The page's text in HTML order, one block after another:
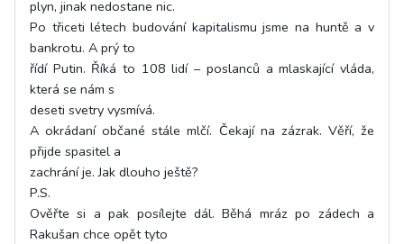
plyn, jinak nedostane nic.
Po třiceti létech budování kapitalismu jsme na huntě a v
bankrotu. A prý to
řídí Putin. Říká to 108 lidí – poslanců a mlaskající vláda,
která se nám s
deseti svetry vysmívá.
A okrádaní občané stále mlčí. Čekají na zázrak. Věří, že
přijde spasitel a
zachrání je. Jak dlouho ještě?
P.S.
Ověřte si a pak posílejte dál. Běhá mráz po zádech a
Rakušan chce opět tyto